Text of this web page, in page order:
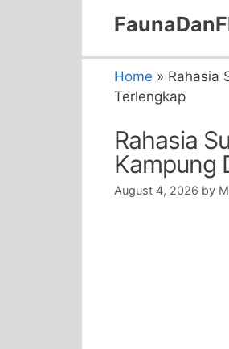
Home » Rahasia
Terlengkap
Rahasia
Kampung
August 4, 2026 by